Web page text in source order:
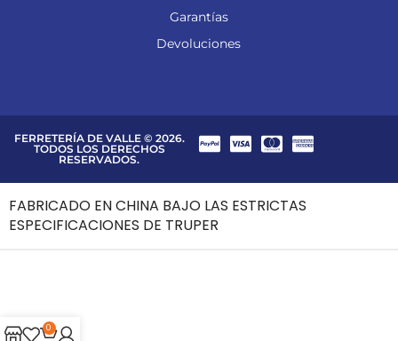
Garantías
Devoluciones
FERRETERÍA DE VALLE © 2026.
TODOS LOS DERECHOS
RESERVADOS.
0
FABRICADO EN CHINA BAJO LAS ESTRICTAS
ESPECIFICACIONES DE TRUPER